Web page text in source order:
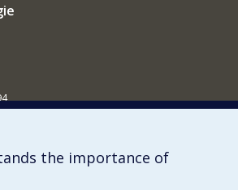
the importance of